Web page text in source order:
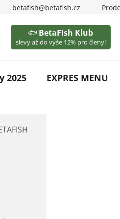
betafish@betafish.cz
🐟BetaFish Klub
slevy až do výše 12% pro členy!
2025 EXPRES MENU